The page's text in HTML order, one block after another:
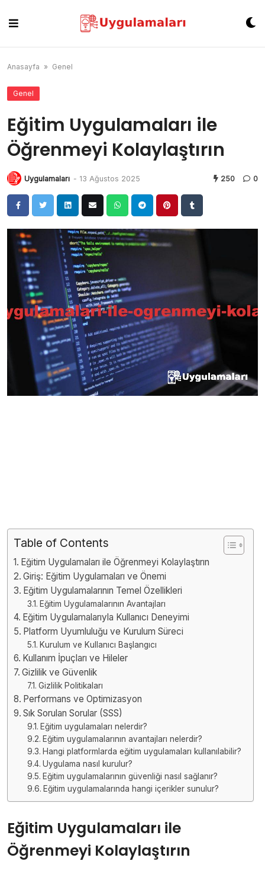
content
Anasayfa » Genel
Genel
Eğitim Uygulamaları ile
Öğrenmeyi Kolaylaştırın
Uygulamaları - 13 Ağustos 2025 250 0
Table of Contents
Eğitim Uygulamaları ile Öğrenmeyi Kolaylaştırın
Giriş: Eğitim Uygulamaları ve Önemi
Eğitim Uygulamalarının Temel Özellikleri
Eğitim Uygulamalarının Avantajları
Eğitim Uygulamalarıyla Kullanıcı Deneyimi
Platform Uyumluluğu ve Kurulum Süreci
Kurulum ve Kullanıcı Başlangıcı
Kullanım İpuçları ve Hileler
Gizlilik ve Güvenlik
Gizlilik Politikaları
Performans ve Optimizasyon
Sık Sorulan Sorular (SSS)
Eğitim uygulamaları nelerdir?
Eğitim uygulamalarının avantajları nelerdir?
Hangi platformlarda eğitim uygulamaları kullanılabilir?
Uygulama nasıl kurulur?
Eğitim uygulamalarının güvenliği nasıl sağlanır?
Eğitim uygulamalarında hangi içerikler sunulur?
Eğitim Uygulamaları ile
Öğrenmeyi Kolaylaştırın